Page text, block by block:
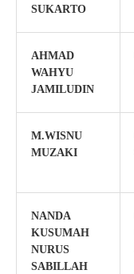
SUKARTO
AHMAD
WAHYU
JAMILUDIN
M.WISNU
MUZAKI
NANDA
KUSUMAH
NURUS
SABILLAH